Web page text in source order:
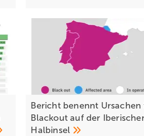
Bericht benennt Ursachen
Blackout auf der
Halbinsel